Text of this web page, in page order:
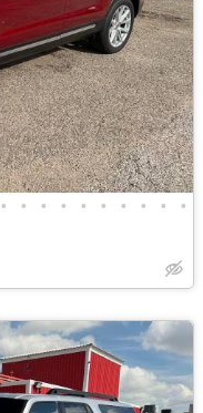
• • • • • • • • • •